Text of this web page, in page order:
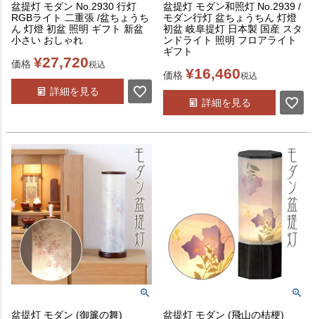
盆提灯 モダン No.2930 行灯
RGBライト 二重張 /盆ちょうち
ん 灯燈 初盆 照明 ギフト 新盆
小さい おしゃれ
価格 ¥27,720税込
詳細を見る
盆提灯 モダン和照灯 No.2939 /
モダン行灯 盆ちょうちん 灯燈
初盆 岐阜提灯 日本製 国産 スタ
ンドライト 照明 フロアライト
ギフト
価格 ¥16,460税込
詳細を見る
盆提灯 モダン (御簾の舞)
盆提灯 モダン (飛山の桔梗)